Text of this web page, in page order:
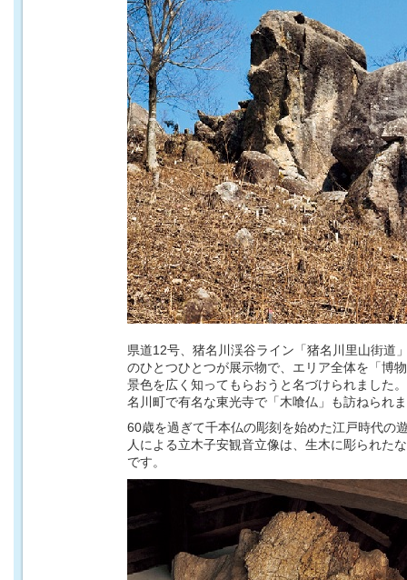
県道12号、猪名川渓谷ライン「猪名川里山街道
のひとつひとつが展示物で、エリア全体を「博
景色を広く知ってもらおうと名づけられました
名川町で有名な東光寺で「木喰仏」も訪ねられ
60歳を過ぎて千本仏の彫刻を始めた江戸時代の
人による立木子安観音立像は、生木に彫られた
です。